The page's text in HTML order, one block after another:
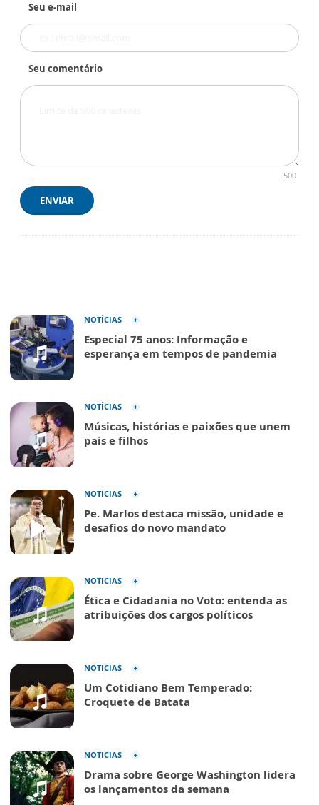
Seu e-mail
Seu comentário
500
ENVIAR
NOTÍCIAS
Especial 75 anos: Informação e
esperança em tempos de pandemia
NOTÍCIAS
Músicas, histórias e paixões que unem
pais e filhos
NOTÍCIAS
Pe. Marlos destaca missão, unidade e
desafios do novo mandato
NOTÍCIAS
Ética e Cidadania no Voto: entenda as
atribuições dos cargos políticos
NOTÍCIAS
Um Cotidiano Bem Temperado:
Croquete de Batata
NOTÍCIAS
Drama sobre George Washington lidera
os lançamentos da semana